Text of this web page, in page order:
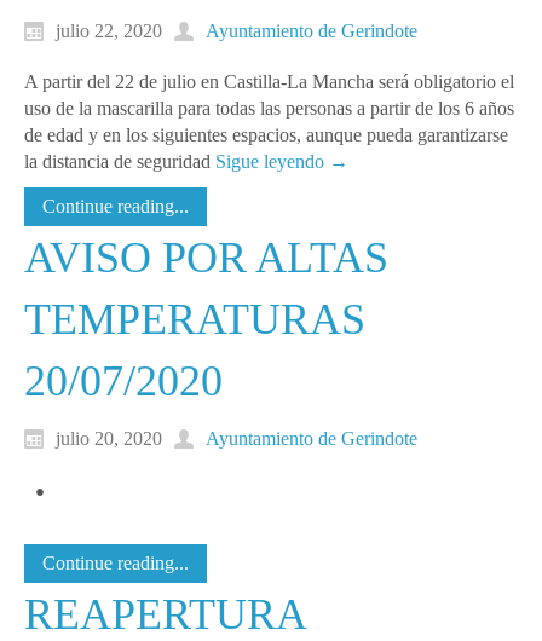
julio 22, 2020 Ayuntamiento de Gerindote
A partir del 22 de julio en Castilla-La Mancha será obligatorio el
uso de la mascarilla para todas las personas a partir de los 6 años
de edad y en los siguientes espacios, aunque pueda garantizarse
la distancia de seguridad Sigue leyendo →
Continue reading...
AVISO POR ALTAS
TEMPERATURAS
20/07/2020
julio 20, 2020 Ayuntamiento de Gerindote
Continue reading...
REAPERTURA